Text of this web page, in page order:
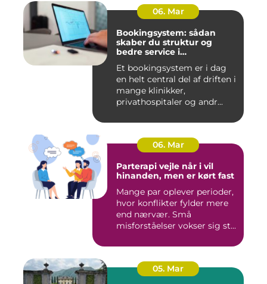
06. Mar
Bookingsystem: sådan
skaber du struktur og
bedre service i
Et bookingsystem er i dag
en helt central del af driften i
mange klinikker,
privathospitaler og andr...
06. Mar
Parterapi vejle når i vil
hinanden, men er kørt fast
Mange par oplever perioder,
hvor konflikter fylder mere
end nærvær. Små
misforståelser vokser sig st...
05. Mar